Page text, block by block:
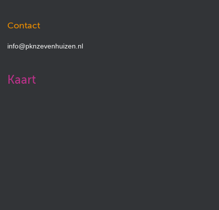
Contact
info@pknzevenhuizen.nl
Kaart